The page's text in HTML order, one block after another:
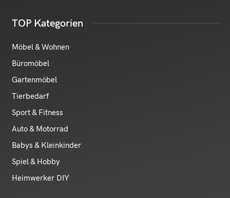
TOP Kategorien
Möbel & Wohnen
Büromöbel
Gartenmöbel
Tierbedarf
Sport & Fitness
Auto & Motorrad
Babys & Kleinkinder
Spiel & Hobby
Heimwerker DIY